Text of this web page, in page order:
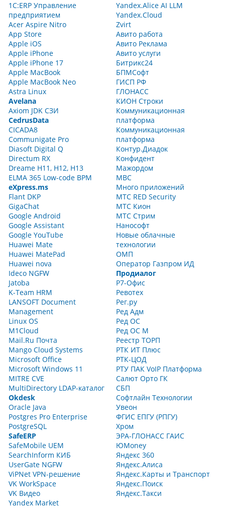
1С:ERP Управление
предприятием
Acer Aspire Nitro
App Store
Apple iOS
Apple iPhone
Apple iPhone 17
Apple MacBook
Apple MacBook Neo
Astra Linux
Avelana
Axiom JDK СЗИ
CedrusData
CICADA8
Communigate Pro
Diasoft Digital Q
Directum RX
Dreame H11, H12, H13
ELMA 365 Low-code BPM
eXpress.ms
Flant DKP
GigaChat
Google Android
Google Assistant
Google YouTube
Huawei Mate
Huawei MatePad
Huawei nova
Ideco NGFW
Jatoba
K-Team HRM
LANSOFT Document
Management
Linux OS
M1Cloud
Mail.Ru Почта
Mango Cloud Systems
Microsoft Office
Microsoft Windows 11
MITRE CVE
MultiDirectory LDAP-каталог
Okdesk
Oracle Java
Postgres Pro Enterprise
PostgreSQL
SafeERP
SafeMobile UEM
SearchInform КИБ
UserGate NGFW
ViPNet VPN-решение
VK WorkSpace
VK Видео
Yandex Market
Yandex.Alice AI LLM
Yandex.Cloud
Zvirt
Авито работа
Авито Реклама
Авито услуги
Битрикс24
БПМСофт
ГИСП РФ
ГЛОНАСС
КИОН Строки
Коммуникационная
платформа
Коммуникационная
платформа
Контур.Диадок
Конфидент
Мажордом
МВС
Много приложений
МТС RED Security
МТС Кион
МТС Стрим
Нанософт
Новые облачные
технологии
ОМП
Оператор Газпром ИД
Продиалог
Р7-Офис
Ревотех
Рег.ру
Ред Адм
Ред ОС
Ред ОС М
Реестр ТОРП
РТК ИТ Плюс
РТК-ЦОД
РТУ ПАК VoIP Платформа
Салют Орто ГК
СБП
Софтлайн Технологии
Увеон
ФГИС ЕПГУ (РПГУ)
Хром
ЭРА-ГЛОНАСС ГАИС
ЮMoney
Яндекс 360
Яндекс.Алиса
Яндекс.Карты и Транспорт
Яндекс.Поиск
Яндекс.Такси